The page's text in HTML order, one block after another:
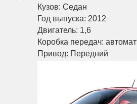
Кузов: Седан
Год выпуска: 2012
Двигатель: 1,6
Коробка передач: автомат
Привод: Передний